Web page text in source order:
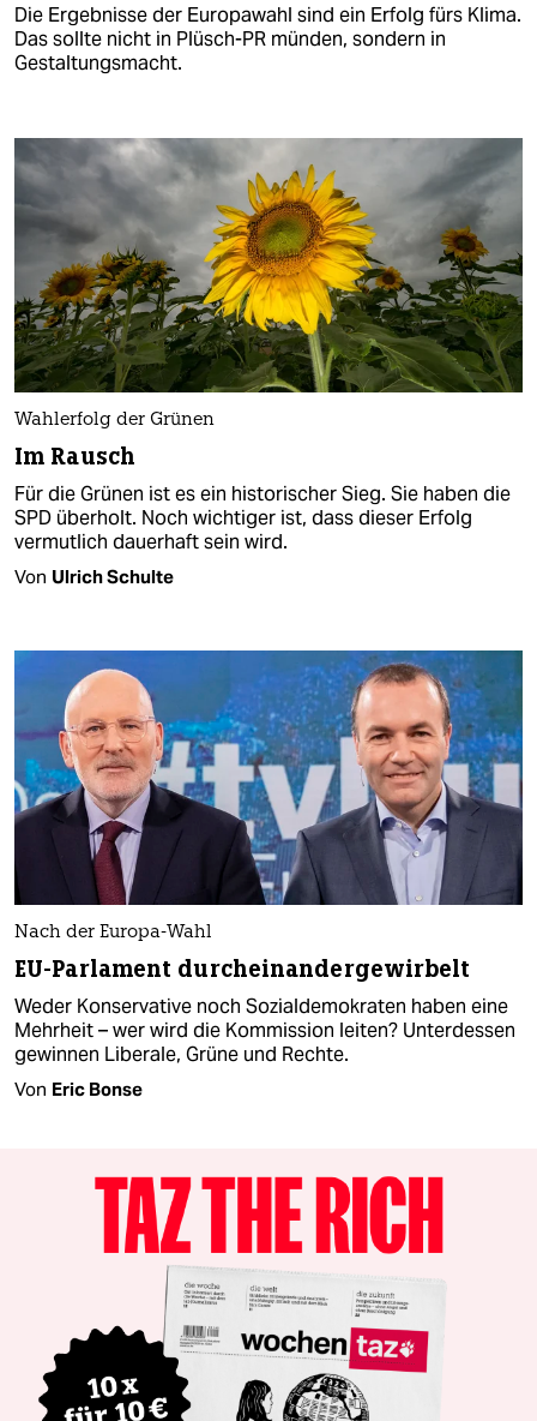
Die Ergebnisse der Europawahl sind ein Erfolg fürs Klima.
Das sollte nicht in Plüsch-PR münden, sondern in
Gestaltungsmacht.
Wahlerfolg der Grünen
Im Rausch
Für die Grünen ist es ein historischer Sieg. Sie haben die
SPD überholt. Noch wichtiger ist, dass dieser Erfolg
vermutlich dauerhaft sein wird.
Von Ulrich Schulte
Nach der Europa-Wahl
EU-Parlament durcheinandergewirbelt
Weder Konservative noch Sozialdemokraten haben eine
Mehrheit – wer wird die Kommission leiten? Unterdessen
gewinnen Liberale, Grüne und Rechte.
Von Eric Bonse